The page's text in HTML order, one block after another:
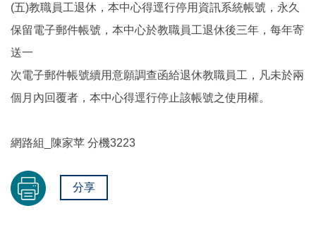
(五)教職員工退休，本中心得逕行停用資訊系統帳號，永久
保留電子郵件帳號，本中心於教職員工退休後三年，每年寄
送一
次電子郵件帳號續用意願調查函給退休教職員工，凡未於兩
個月內回覆者，本中心得逕行停止該帳號之使用權。
網路組_陳家苹 分機3223
分享